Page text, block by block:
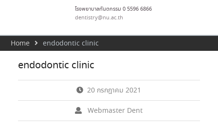
ทันตกรรมจัดฟัน ในโอกาสได้รับ
ตำแหน่ง เลขาธิการสมาคม
ประเทศไทย วาระ พ.ศ. 2569–2571
โรงพยาบาลทันตกรรม 0 5596 6866
dentistry@nu.ac.th
Home endodontic clinic
endodontic clinic
20 กรกฎาคม 2021
Webmaster Dent